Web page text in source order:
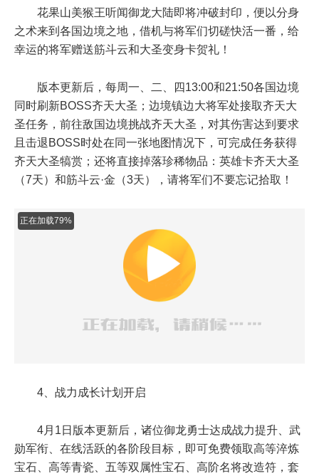
花果山美猴王听闻御龙大陆即将冲破封印，便以分身
之术来到各国边境之地，借机与将军们切磋快活一番，给
幸运的将军赠送筋斗云和大圣变身卡贺礼！
版本更新后，每周一、二、四13:00和21:50各国边境
同时刷新BOSS齐天大圣；边境镇边大将军处接取齐天大
圣任务，前往敌国边境挑战齐天大圣，对其伤害达到要求
且击退BOSS时处在同一张地图情况下，可完成任务获得
齐天大圣犒赏；还将直接掉落珍稀物品：英雄卡齐天大圣
（7天）和筋斗云·金（3天），请将军们不要忘记拾取！
正在加载80%
4、战力成长计划开启
4月1日版本更新后，诸位御龙勇士达成战力提升、武
勋军衔、在线活跃的各阶段目标，即可免费领取高等淬炼
宝石、高等青瓷、五等双属性宝石、高阶名将改造符，套